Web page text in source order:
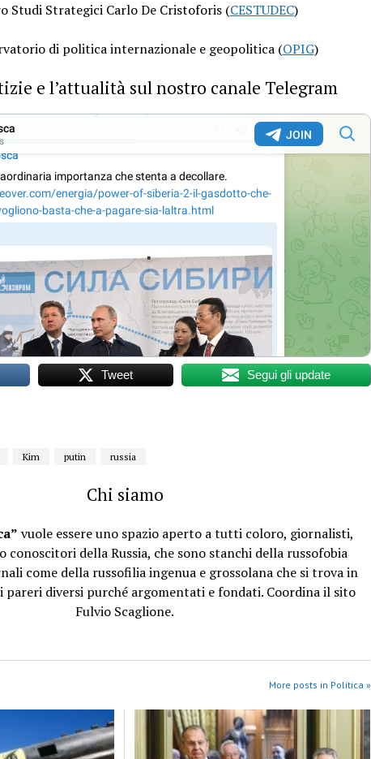
Studi Strategici Carlo De Cristoforis (CESTUDEC)
di politica internazionale e geopolitica (OPIG)
e l’attualità sul nostro canale Telegram
Tweet Segui gli update
Kim putin russia
Chi siamo
vuole essere uno spazio aperto a tutti coloro, giornalisti,
conoscitori della Russia, che sono stanchi della russofobia
come della russofilia ingenua e grossolana che si trova in
pareri diversi purché argomentati e fondati. Coordina il sito
Fulvio Scaglione.
More posts in Politica »